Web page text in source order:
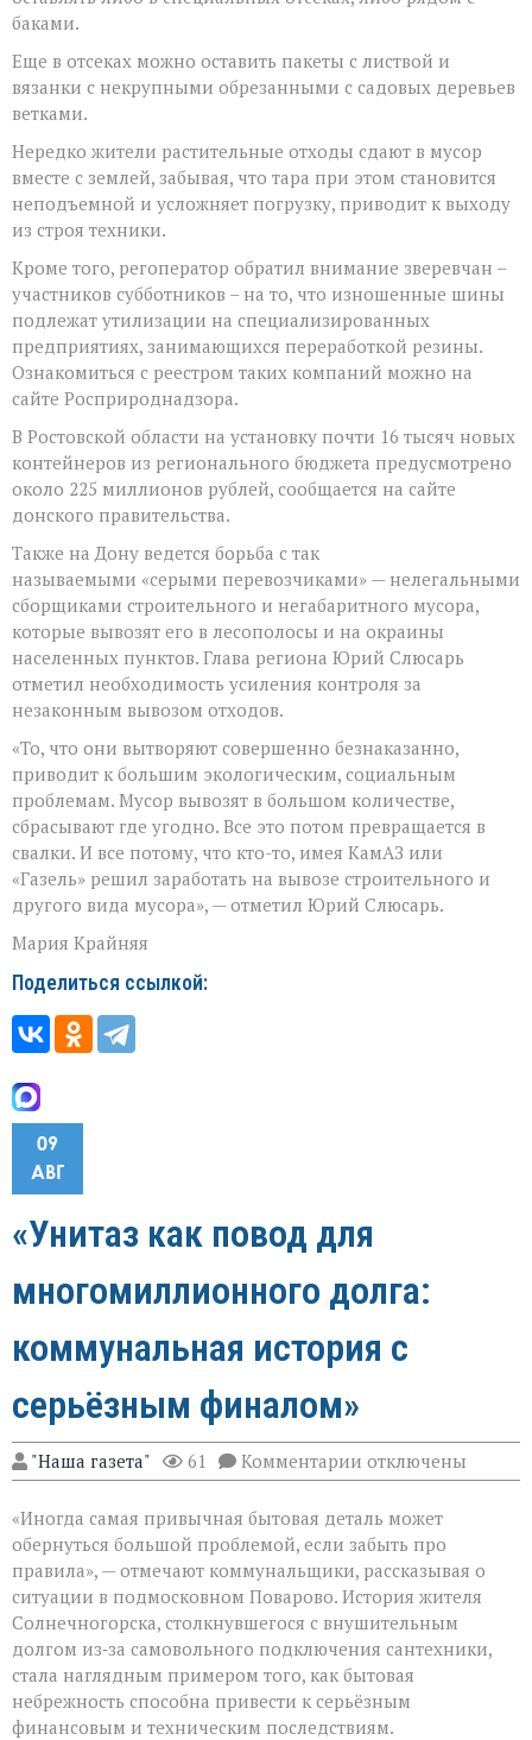
баками.
Еще в отсеках можно оставить пакеты с листвой и
вязанки с некрупными обрезанными с садовых деревьев
ветками.
Нередко жители растительные отходы сдают в мусор
вместе с землей, забывая, что тара при этом становится
неподъемной и усложняет погрузку, приводит к выходу
из строя техники.
Кроме того, регоператор обратил внимание зверевчан –
участников субботников – на то, что изношенные шины
подлежат утилизации на специализированных
предприятиях, занимающихся переработкой резины.
Ознакомиться с реестром таких компаний можно на
сайте Росприроднадзора.
В Ростовской области на установку почти 16 тысяч новых
контейнеров из регионального бюджета предусмотрено
около 225 миллионов рублей, сообщается на сайте
донского правительства.
Также на Дону ведется борьба с так
называемыми «серыми перевозчиками» — нелегальными
сборщиками строительного и негабаритного мусора,
которые вывозят его в лесополосы и на окраины
населенных пунктов. Глава региона Юрий Слюсарь
отметил необходимость усиления контроля за
незаконным вывозом отходов.
«То, что они вытворяют совершенно безнаказанно,
приводит к большим экологическим, социальным
проблемам. Мусор вывозят в большом количестве,
сбрасывают где угодно. Все это потом превращается в
свалки. И все потому, что кто-то, имея КамАЗ или
«Газель» решил заработать на вывозе строительного и
другого вида мусора», — отметил Юрий Слюсарь.
Мария Крайняя
Поделиться ссылкой:
09
АВГ
«Унитаз как повод для
многомиллионного долга:
коммунальная история с
серьёзным финалом»
"Наша газета" 61 Комментарии к
записи
как
повод
долга:
коммунальная
история
с
серьёзным
финалом»
отключены
«Иногда самая привычная бытовая деталь может
обернуться большой проблемой, если забыть про
правила», — отмечают коммунальщики, рассказывая о
ситуации в подмосковном Поварово. История жителя
Солнечногорска, столкнувшегося с внушительным
долгом из‑за самовольного подключения сантехники,
стала наглядным примером того, как бытовая
небрежность способна привести к серьёзным
финансовым и техническим последствиям.